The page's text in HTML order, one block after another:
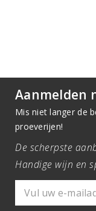
Aanmelden
Mis niet langer de
proeverijen!
De scherpste
Handige wijn en